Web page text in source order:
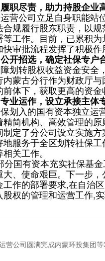
尽责，助力持股企业
营公司立足自身职能站
合规履行股东职责，以
等工作。目前，已累积
审批流程发挥了积极作
开招选，确定社保专户
划转股权收益资金安全
内蒙古分行作为财政厅
体下，获取更高的资金
业运作，设立承接主体
划入的国有资本独立运
精简机构、高效管理的
制定了分公司设立实施
地服务于全区划转社保
关工作。
国有资本充实社保基
大、使命艰巨。下一步
工作的部署要求,在自治
股权的管理和运营工作,